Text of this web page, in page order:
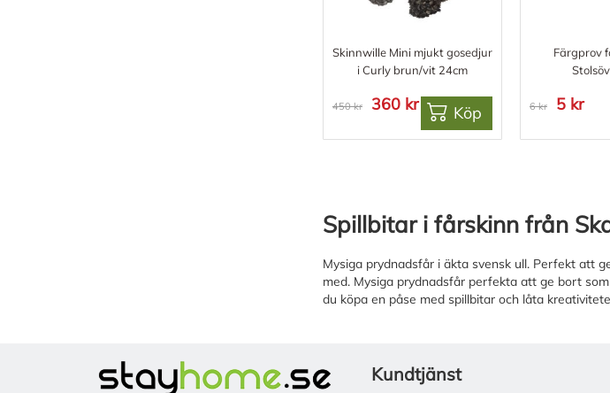
Skinnwille Mini mjukt gosedjur
i Curly brun/vit 24cm
450 kr 360 kr Köp
Färgprov
6 kr 5 kr
Spillbitar i fårskinn från
Mysiga prydnadsfår i äkta svensk ull. Perfekt att
med. Mysiga prydnadsfår perfekta att ge bort
du köpa en påse med spillbitar och låta
Kundtjänst